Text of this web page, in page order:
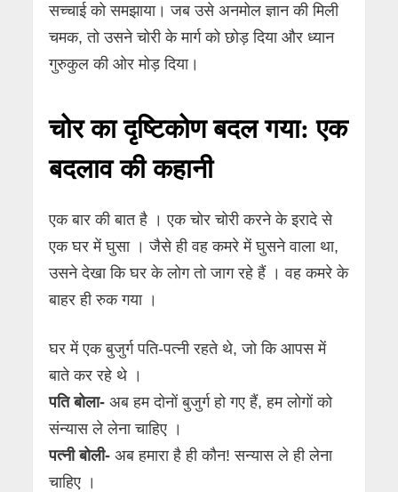
सच्चाई को समझाया। जब उसे अनमोल ज्ञान की मिली
चमक, तो उसने चोरी के मार्ग को छोड़ दिया और ध्यान
गुरुकुल की ओर मोड़ दिया।
चोर का दृष्टिकोण बदल गया: एक
बदलाव की कहानी
एक बार की बात है । एक चोर चोरी करने के इरादे से
एक घर में घुसा । जैसे ही वह कमरे में घुसने वाला था,
उसने देखा कि घर के लोग तो जाग रहे हैं । वह कमरे के
बाहर ही रुक गया ।
घर में एक बुजुर्ग पति-पत्नी रहते थे, जो कि आपस में
बाते कर रहे थे ।
पति बोला- अब हम दोनों बुजुर्ग हो गए हैं, हम लोगों को
संन्यास ले लेना चाहिए ।
पत्नी बोली-अब हमारा है ही कौन! सन्यास ले ही लेना
चाहिए ।